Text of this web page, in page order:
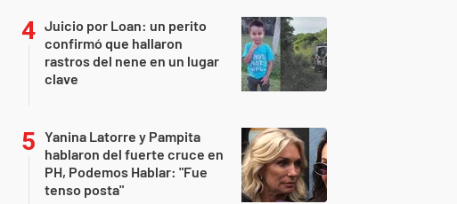
Juicio por Loan: un perito
confirmó que hallaron
rastros del nene en un lugar
clave
Yanina Latorre y Pampita
hablaron del fuerte cruce en
PH, Podemos Hablar: "Fue
tenso posta"